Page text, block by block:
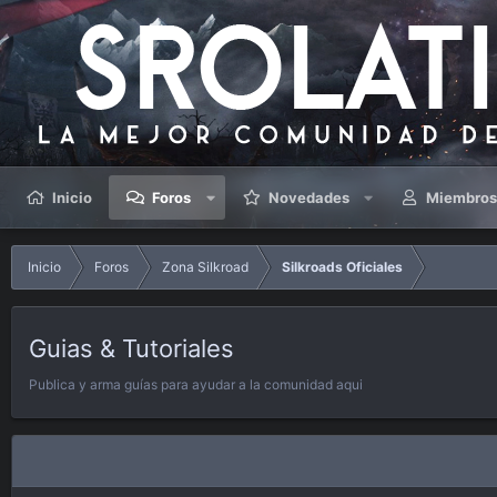
Inicio Foros Novedades Miembros
Inicio Foros Zona Silkroad Silkroads Oficiales
Guias & Tutoriales
Publica y arma guías para ayudar a la comunidad aqui